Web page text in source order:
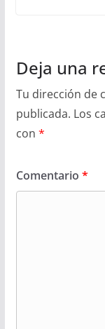
Deja una
Tu dirección de
publicada. Los
con *
Comentario *